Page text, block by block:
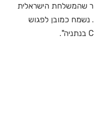
שהמשלחת הישראלית
נשמח כמובן לפגוש